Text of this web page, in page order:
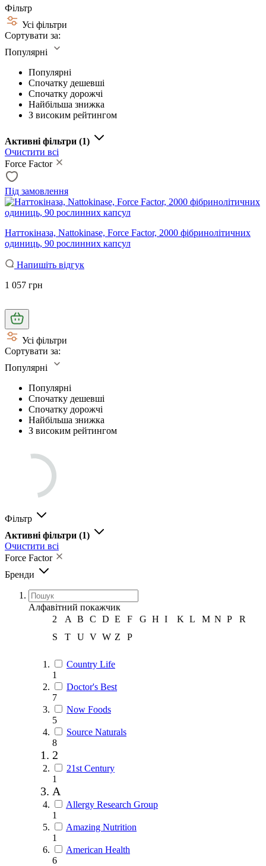
Фільтр
Усі фільтри
Сортувати за:
Популярні
Популярні
Спочатку дешевші
Спочатку дорожчі
Найбільша знижка
З високим рейтингом
Активні фільтри (1)
Очистити всі
Force Factor
Під замовлення
Наттокіназа, Nattokinase, Force Factor, 2000 фібринолітичних
одиниць, 90 рослинних капсул
Напишіть відгук
1 057 грн
Усі фільтри
Сортувати за:
Популярні
Популярні
Спочатку дешевші
Спочатку дорожчі
Найбільша знижка
З високим рейтингом
Фільтр
Активні фільтри (1)
Очистити всі
Force Factor
Бренди
Алфавітний покажчик
2
A B C D E F G H I K L M N P
R
S
T U V W Z Р
Country Life
1
Doctor's Best
7
Now Foods
5
Source Naturals
8
2
21st Century
1
A
Allergy Research Group
1
Amazing Nutrition
1
American Health
6